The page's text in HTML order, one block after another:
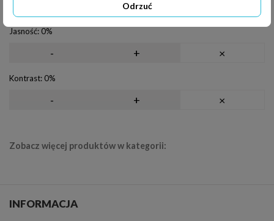
Jasność: 0%
- + ×
Kontrast: 0%
- + ×
Zobacz więcej produktów w kategorii:
INFORMACJA
Odrzuć